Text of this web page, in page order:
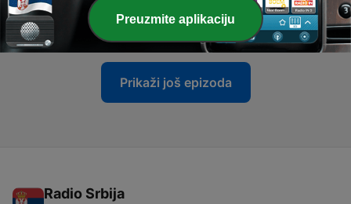
648 - イタジェラ第１１９１回
21 авг. 2023
Prikaži još epizoda
Radio Srbija
Preuzmite aplikaciju